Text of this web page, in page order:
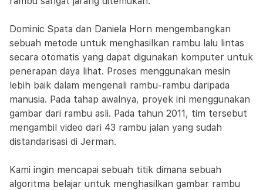
Dominic Spata dan Daniela Horn mengembangkan
sebuah metode untuk menghasilkan rambu lalu lintas
secara otomatis yang dapat digunakan komputer untuk
penerapan daya lihat. Proses menggunakan mesin
lebih baik dalam mengenali rambu-rambu daripada
manusia. Pada tahap awalnya, proyek ini menggunakan
gambar dari rambu asli. Pada tahun 2011, tim tersebut
mengambil video dari 43 rambu jalan yang sudah
distandarisasi di Jerman.
Kami ingin mencapai sebuah titik dimana sebuah
algoritma belajar untuk menghasilkan gambar rambu